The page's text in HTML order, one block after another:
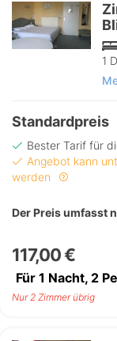
1
Standardpreis
Bester Tarif für
Angebot kann
werden
Der Preis umfasst
117,00 €
Für 1 Nacht, 2
Nur 2 Zimmer übrig